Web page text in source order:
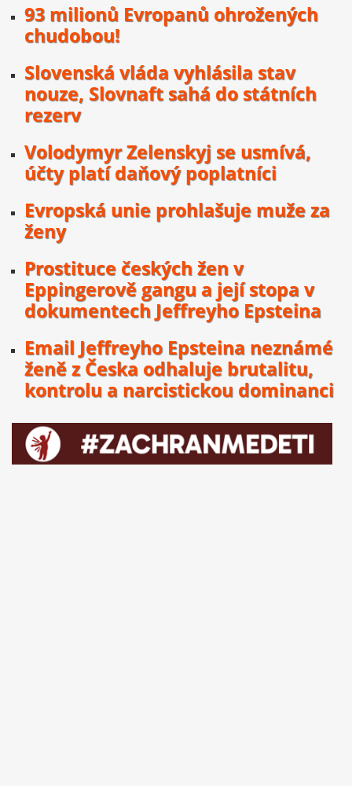
93 milionů Evropanů ohrožených
chudobou!
Slovenská vláda vyhlásila stav
nouze, Slovnaft sahá do státních
rezerv
Volodymyr Zelenskyj se usmívá,
účty platí daňový poplatníci
Evropská unie prohlašuje muže za
ženy
Prostituce českých žen v
Eppingerově gangu a její stopa v
dokumentech Jeffreyho Epsteina
Email Jeffreyho Epsteina neznámé
ženě z Česka odhaluje brutalitu,
kontrolu a narcistickou dominanci